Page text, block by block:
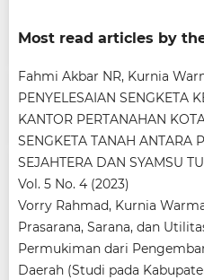
Most read articles by
Fahmi Akbar NR, Kurnia
PENYELESAIAN SENGKETA
KANTOR PERTANAHAN
SENGKETA TANAH ANTARA
SEJAHTERA DAN SYAMSU
Vol. 5 No. 4 (2023)
Vorry Rahmad, Kurnia
Prasarana, Sarana, dan
Permukiman dari
Daerah (Studi pada